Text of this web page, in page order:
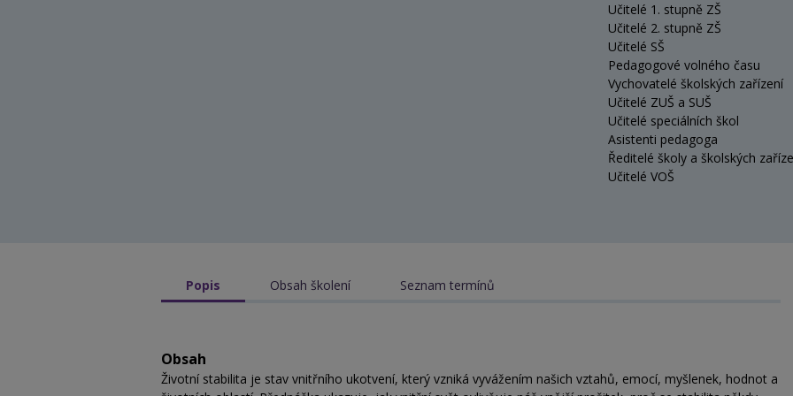
Učitelé 1. stupně ZŠ
Učitelé 2. stupně ZŠ
Učitelé SŠ
Pedagogové volného času
Vychovatelé školských zařízení
Učitelé ZUŠ a SUŠ
Učitelé speciálních škol
Asistenti pedagoga
Ředitelé školy a školských
Učitelé VOŠ
Popis Obsah školení Seznam termínů
Obsah
Životní stabilita je stav vnitřního ukotvení, který vzniká vyvážením našich vztahů, emocí, myšlenek, hodnot a